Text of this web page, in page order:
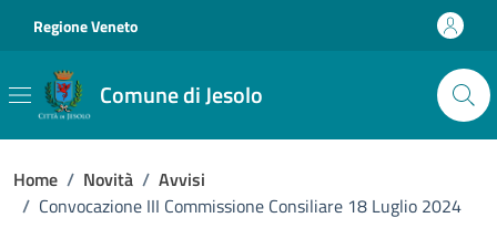
Regione Veneto
Comune di Jesolo
Home / Novità / Avvisi
/ Convocazione III Commissione Consiliare 18 Luglio 2024